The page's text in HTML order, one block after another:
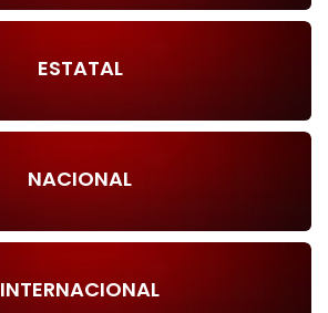
ESTATAL
NACIONAL
INTERNACIONAL